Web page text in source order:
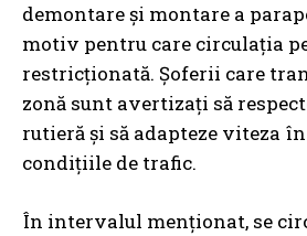
demontare și montare a
motiv pentru care circulația
restricționată. Șoferii care
zonă sunt avertizați să
rutieră și să adapteze viteza
condițiile de trafic.
În intervalul menționat, se